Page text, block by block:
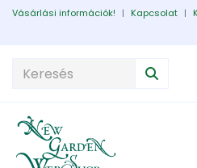
Vásárlási információk! | Kapcsolat |